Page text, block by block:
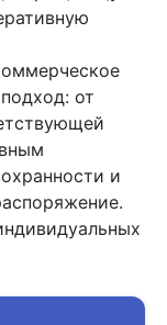
от
и